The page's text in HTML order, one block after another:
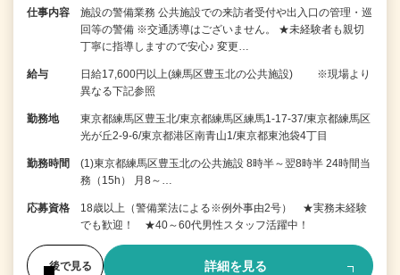
仕事内容
施設の警備業務 公共施設での来訪者受付や出入口の管理・巡
回等の警備 ※交通誘導はございません。 ★未経験者も親切
丁寧に指導しますので安心♪ 変更…
給与
日給17,600円以上(練馬区豊玉北の公共施設) ※現場より
異なる下記参照
勤務地
東京都練馬区豊玉北/東京都練馬区練馬1-17-37/東京都練馬区
光が丘2-9-6/東京都港区南青山1/東京都東池袋4丁目
勤務時間
(1)東京都練馬区豊玉北の公共施設 8時半～翌8時半 24時間当
務（15h） 月8～…
応募資格
18歳以上（警備業法による※例外事由2号） ★実務未経験
でも歓迎！ ★40～60代男性スタッフ活躍中！
後で見る 詳細を見る